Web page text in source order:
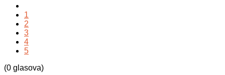
1
2
3
4
5
(0 glasova)